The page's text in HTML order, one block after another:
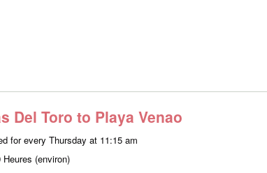
Del Toro to Playa Venao
for every Thursday at 11:15 am
Heures (environ)